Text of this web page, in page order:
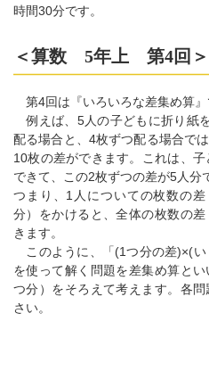
時間30分です。
＜算数 5年上 第4回＞
第4回は『いろいろな差集め算』
例えば、5人の子どもに折り紙
配る場合と、4枚ずつ配る場合で
10枚の差ができます。これは、
できて、この2枚ずつの差が5人分
つまり、1人についての枚数の
分）をかけると、全体の枚数の
きます。
このように、「(1つ分の差)×(
を使って解く問題を差集め算と
つ分）をそろえて考えます。各
さい。